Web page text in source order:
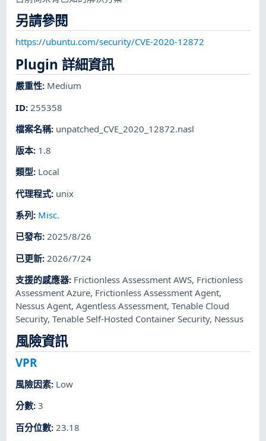
另請參閱
https://ubuntu.com/security/CVE-2020-12872
Plugin 詳細資訊
嚴重性: Medium
ID: 255358
檔案名稱: unpatched_CVE_2020_12872.nasl
版本: 1.8
類型: Local
代理程式: unix
系列 : Misc.
已發布:2025/8/26
已更新: 2026/7/24
支援的感應器: Frictionless Assessment AWS, Frictionless
Assessment Azure, Frictionless Assessment Agent,
Nessus Agent,Agentless Assessment,Tenable Cloud
Security,Tenable Self-Hosted Container Security, Nessus
風險資訊
VPR
風險因素: Low
分數:3
百分位數: 23.18